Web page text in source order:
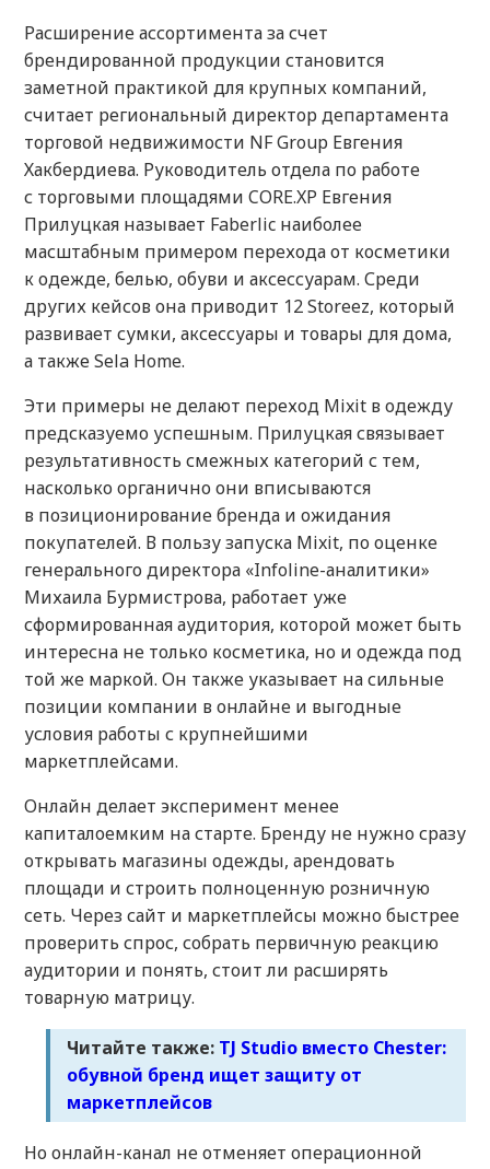
Расширение ассортимента за счет
брендированной продукции становится
заметной практикой для крупных компаний,
считает региональный директор департамента
торговой недвижимости NF Group Евгения
Хакбердиева. Руководитель отдела по работе
с торговыми площадями CORE.XP Евгения
Прилуцкая называет Faberlic наиболее
масштабным примером перехода от косметики
к одежде, белью, обуви и аксессуарам. Среди
других кейсов она приводит 12 Storeez, который
развивает сумки, аксессуары и товары для дома,
а также Sela Home.
Эти примеры не делают переход Mixit в одежду
предсказуемо успешным. Прилуцкая связывает
результативность смежных категорий с тем,
насколько органично они вписываются
в позиционирование бренда и ожидания
покупателей. В пользу запуска Mixit, по оценке
генерального директора «Infoline-аналитики»
Михаила Бурмистрова, работает уже
сформированная аудитория, которой может быть
интересна не только косметика, но и одежда под
той же маркой. Он также указывает на сильные
позиции компании в онлайне и выгодные
условия работы с крупнейшими
маркетплейсами.
Онлайн делает эксперимент менее
капиталоемким на старте. Бренду не нужно сразу
открывать магазины одежды, арендовать
площади и строить полноценную розничную
сеть. Через сайт и маркетплейсы можно быстрее
проверить спрос, собрать первичную реакцию
аудитории и понять, стоит ли расширять
товарную матрицу.
Читайте также: TJ Studio вместо Chester:
обувной бренд ищет защиту от
маркетплейсов
Но онлайн-канал не отменяет операционной